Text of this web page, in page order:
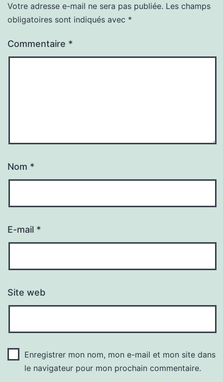
Votre adresse e-mail ne sera pas publiée. Les champs
obligatoires sont indiqués avec *
Commentaire *
Nom *
E-mail *
Site web
Enregistrer mon nom, mon e-mail et mon site dans
le navigateur pour mon prochain commentaire.